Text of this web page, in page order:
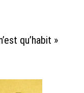
qu’habit »